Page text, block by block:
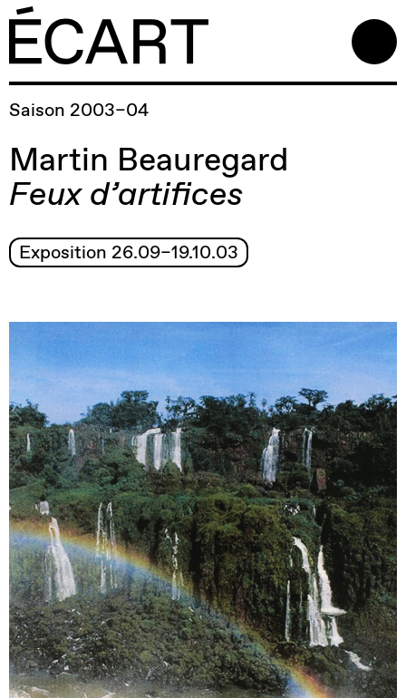
Saison 2003–04
Martin Beauregard
Feux d’artifices
Exposition 26.09–19.10.03